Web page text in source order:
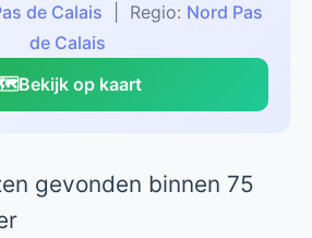
de Calais | Regio: Nord Pas
de Calais
Bekijk op kaart
gevonden binnen 75